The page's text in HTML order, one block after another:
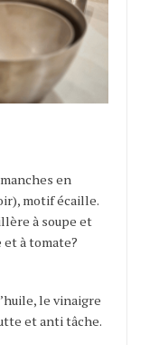
en
motif écaille.
à soupe et
à tomate?
le vinaigre
et anti tâche.